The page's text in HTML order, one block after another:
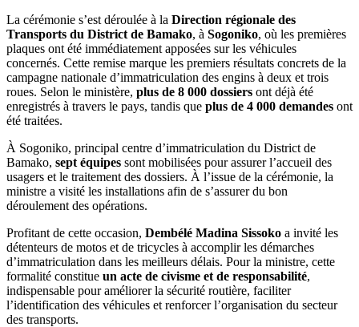
et
tricycles,
plus
de
8
000
dossiers
La cérémonie s’est déroulée à la Direction régionale des
Transports du District de Bamako, à Sogoniko, où les premières
plaques ont été immédiatement apposées sur les véhicules
concernés. Cette remise marque les premiers résultats concrets de la
campagne nationale d’immatriculation des engins à deux et trois
roues. Selon le ministère, plus de 8 000 dossiers ont déjà été
enregistrés à travers le pays, tandis que plus de 4 000 demandes ont
été traitées.
À Sogoniko, principal centre d’immatriculation du District de
Bamako, sept équipes sont mobilisées pour assurer l’accueil des
usagers et le traitement des dossiers. À l’issue de la cérémonie, la
ministre a visité les installations afin de s’assurer du bon
déroulement des opérations.
Profitant de cette occasion, Dembélé Madina Sissoko a invité les
détenteurs de motos et de tricycles à accomplir les démarches
d’immatriculation dans les meilleurs délais. Pour la ministre, cette
formalité constitue un acte de civisme et de responsabilité,
indispensable pour améliorer la sécurité routière, faciliter
l’identification des véhicules et renforcer l’organisation du secteur
des transports.